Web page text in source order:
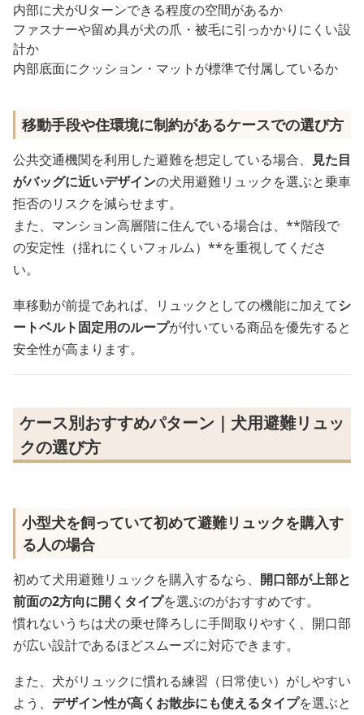
内部に犬がUターンできる程度の空間があるか
ファスナーや留め具が犬の爪・被毛に引っかかりにくい設
計か
内部底面にクッション・マットが標準で付属しているか
移動手段や住環境に制約があるケースでの選び方
公共交通機関を利用した避難を想定している場合、
見た目
がバッグに近いデザインの犬用避難リュックを選ぶと乗車
拒否のリスクを減らせます。
また、マンション高層階に住んでいる場合は、**階段で
の安定性（揺れにくいフォルム）**を重視してくださ
い。
車移動が前提であれば、リュックとしての機能に加えてシ
ートベルト固定用のループが付いている商品を優先すると
安全性が高まります。
ケース別おすすめパターン｜犬用避難リュッ
クの選び方
小型犬を飼っていて初めて避難リュックを購入す
る人の場合
初めて犬用避難リュックを購入するなら、 開口部が上部と
前面の2方向に開くタイプを選ぶのがおすすめです。
慣れないうちは犬の乗せ降ろしに手間取りやすく、開口部
が広い設計であるほどスムーズに対応できます。
また、犬がリュックに慣れる練習（日常使い）がしやすい
よう、 デザイン性が高くお散歩にも使えるタイプを選ぶと